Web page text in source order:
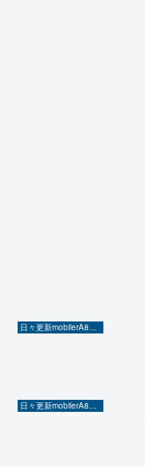
日々更新mobilerA8（Yahoo!ニュースを毎日ウォッチ）
日々更新mobilerA8（Yahoo!ニュースを毎日ウォッチ）